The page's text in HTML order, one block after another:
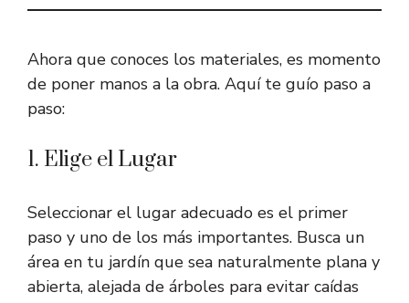
Ahora que conoces los materiales, es momento
de poner manos a la obra. Aquí te guío paso a
paso:
1. Elige el Lugar
Seleccionar el lugar adecuado es el primer
paso y uno de los más importantes. Busca un
área en tu jardín que sea naturalmente plana y
abierta, alejada de árboles para evitar caídas